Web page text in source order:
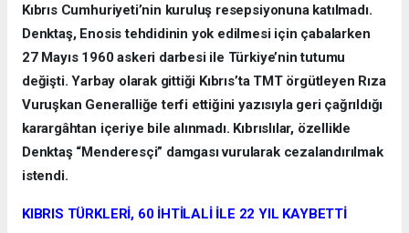
Kıbrıs Cumhuriyeti’nin kuruluş resepsiyonuna katılmadı.
Denktaş, Enosis tehdidinin yok edilmesi için çabalarken
27 Mayıs 1960 askeri darbesi ile Türkiye’nin tutumu
değişti. Yarbay olarak gittiği Kıbrıs’ta TMT örgütleyen Rıza
Vuruşkan Generalliğe terfi ettiğini yazısıyla geri çağrıldığı
karargâhtan içeriye bile alınmadı. Kıbrıslılar, özellikle
Denktaş “Menderesçi” damgası vurularak cezalandırılmak
istendi.
KIBRIS TÜRKLERİ, 60 İHTİLALİ İLE 22 YIL KAYBETTİ